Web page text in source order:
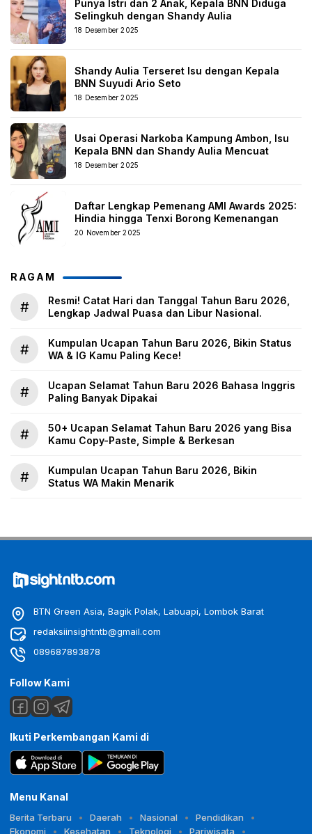
Punya Istri dan 2 Anak, Kepala BNN Diduga
Selingkuh dengan Shandy Aulia
18 Desember 2025
Shandy Aulia Terseret Isu dengan Kepala
BNN Suyudi Ario Seto
18 Desember 2025
Usai Operasi Narkoba Kampung Ambon, Isu
Kepala BNN dan Shandy Aulia Mencuat
18 Desember 2025
Daftar Lengkap Pemenang AMI Awards 2025:
Hindia hingga Tenxi Borong Kemenangan
20 November 2025
RAGAM
#
Resmi! Catat Hari dan Tanggal Tahun Baru 2026,
Lengkap Jadwal Puasa dan Libur Nasional.
#
Kumpulan Ucapan Tahun Baru 2026, Bikin Status
WA & IG Kamu Paling Kece!
#
Ucapan Selamat Tahun Baru 2026 Bahasa Inggris
Paling Banyak Dipakai
#
50+ Ucapan Selamat Tahun Baru 2026 yang Bisa
Kamu Copy-Paste, Simple & Berkesan
#
Kumpulan Ucapan Tahun Baru 2026, Bikin
Status WA Makin Menarik
BTN Green Asia, Bagik Polak, Labuapi, Lombok Barat
redaksiinsightntb@gmail.com
089687893878
Follow Kami
Ikuti Perkembangan Kami di
Menu Kanal
Berita Terbaru Daerah Nasional
Pendidikan
Ekonomi
Kesehatan Teknologi Pariwisata